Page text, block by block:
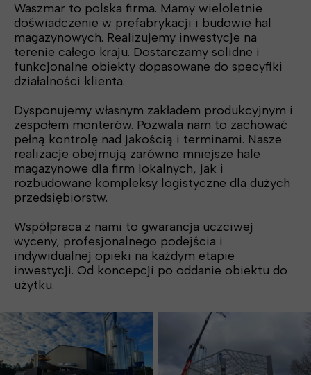
Waszmar to polska firma. Mamy wieloletnie
doświadczenie w prefabrykacji i budowie hal
magazynowych. Realizujemy inwestycje na
terenie całego kraju. Dostarczamy solidne i
funkcjonalne obiekty dopasowane do specyfiki
działalności klienta.
Dysponujemy własnym zakładem produkcyjnym i
zespołem monterów. Pozwala nam to zachować
pełną kontrolę nad jakością i terminami. Nasze
realizacje obejmują zarówno mniejsze hale
magazynowe dla firm lokalnych, jak i
rozbudowane kompleksy logistyczne dla dużych
przedsiębiorstw.
Współpraca z nami to gwarancja uczciwej
wyceny, profesjonalnego podejścia i
indywidualnej opieki na każdym etapie
inwestycji. Od koncepcji po oddanie obiektu do
użytku.